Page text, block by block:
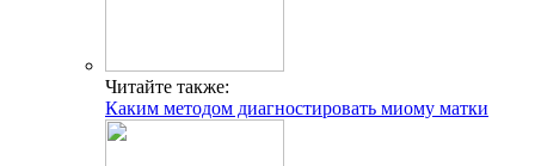
Читайте также:
Каким методом диагностировать миому матки